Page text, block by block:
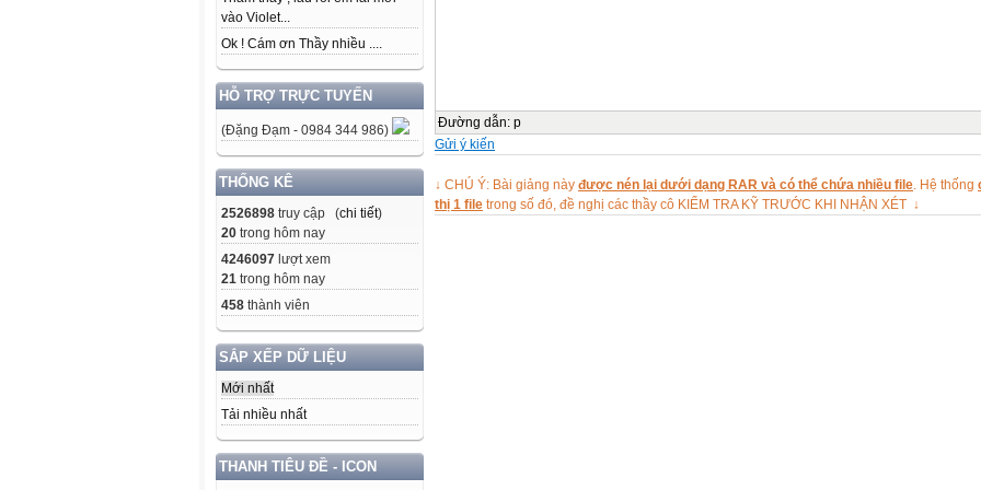
vào Violet...
Ok ! Cám ơn Thầy nhiều ....
HỖ TRỢ TRỰC TUYẾN
(Đặng Đạm - 0984 344 986)
THỐNG KÊ
2526898 truy cập (chi tiết)
20 trong hôm nay
4246097 lượt xem
21 trong hôm nay
458 thành viên
SẮP XẾP DỮ LIỆU
Mới nhất
Tải nhiều nhất
THANH TIÊU ĐỀ - ICON
Đường dẫn: p
Gửi ý kiến
↓ CHÚ Ý: Bài giảng này được nén lại dưới dạng RAR và có thể chứa nhiều file . Hệ thống
thị 1 file trong số đó, đề nghị các thầy cô KIỂM TRA KỸ TRƯỚC KHI NHẬN XÉT ↓